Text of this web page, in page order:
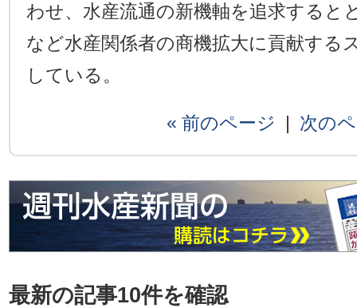
わせ、水産流通の新機軸を追求すると
など水産関係者の商機拡大に貢献する
している。
« 前のページ | 次の
最新の記事10件を確認